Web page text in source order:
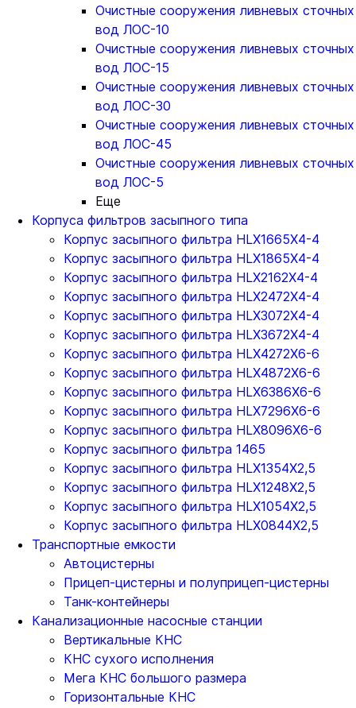
Очистные сооружения ливневых сточных
вод ЛОС-10
Очистные сооружения ливневых сточных
вод ЛОС-15
Очистные сооружения ливневых сточных
вод ЛОС-30
Очистные сооружения ливневых сточных
вод ЛОС-45
Очистные сооружения ливневых сточных
вод ЛОС-5
Еще
Корпуса фильтров засыпного типа
Корпус засыпного фильтра HLX1665X4-4
Корпус засыпного фильтра HLX1865X4-4
Корпус засыпного фильтра HLX2162X4-4
Корпус засыпного фильтра HLX2472X4-4
Корпус засыпного фильтра HLX3072X4-4
Корпус засыпного фильтра HLX3672X4-4
Корпус засыпного фильтра HLX4272X6-6
Корпус засыпного фильтра HLX4872X6-6
Корпус засыпного фильтра HLX6386X6-6
Корпус засыпного фильтра HLX7296X6-6
Корпус засыпного фильтра HLX8096X6-6
Корпус засыпного фильтра 1465
Корпус засыпного фильтра HLX1354X2,5
Корпус засыпного фильтра HLX1248X2,5
Корпус засыпного фильтра HLX1054X2,5
Корпус засыпного фильтра HLX0844X2,5
Транспортные емкости
Автоцистерны
Прицеп-цистерны и полуприцеп-цистерны
Танк-контейнеры
Канализационные насосные станции
Вертикальные КНС
КНС сухого исполнения
Мега КНС большого размера
Горизонтальные КНС